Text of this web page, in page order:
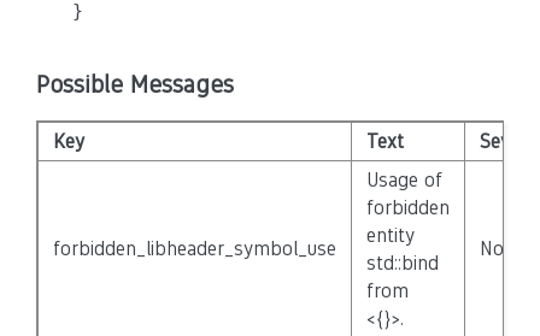
Possible Messages
Key Text
forbidden_libheader_symbol_use
Usage of
forbidden
entity
std::bind
from
<{}>.
None